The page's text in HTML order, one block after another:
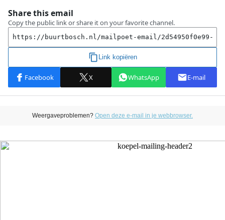
Weergaveproblemen? Open deze e-mail in je webbrowser.